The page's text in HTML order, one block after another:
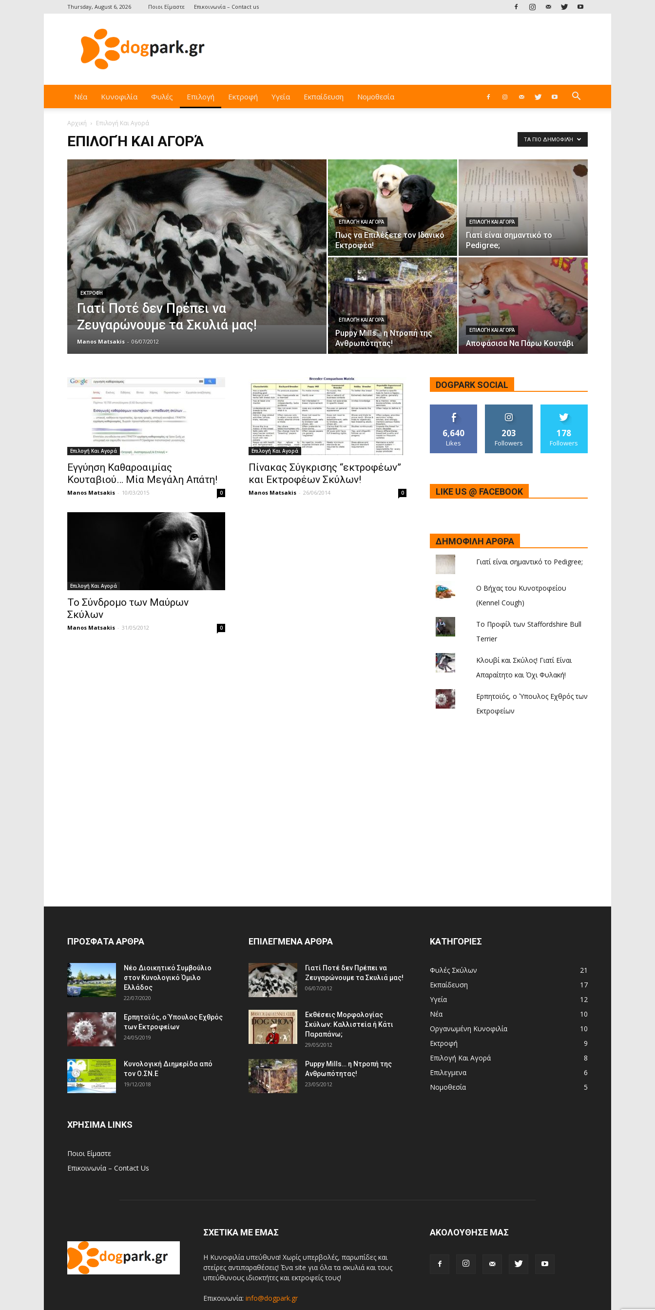
Thursday, August 6, 2026 Ποιοι Είμαστε Επικοινωνία – Contact us
Νέα Κυνοφιλία Φυλές Επιλογή Εκτροφή Υγεία Εκπαίδευση Νομοθεσία
Αρχική Επιλογή Και Αγορά
ΕΠΙΛΟΓΉ ΚΑΙ ΑΓΟΡΆ ΤΑ ΠΙΟ ΔΗΜΟΦΙΛΉ
ΕΚΤΡΟΦΉ
Γιατί Ποτέ δεν Πρέπει να
Ζευγαρώνουμε τα Σκυλιά μας!
Manos Matsakis - 06/07/2012
ΕΠΙΛΟΓΉ ΚΑΙ ΑΓΟΡΆ
Πως να Επιλέξετε τον Ιδανικό
Εκτροφέα!
ΕΠΙΛΟΓΉ ΚΑΙ ΑΓΟΡΆ
Γιατί είναι σημαντικό το
Pedigree;
ΕΠΙΛΟΓΉ ΚΑΙ ΑΓΟΡΆ
Puppy Mills… η Ντροπή της
Ανθρωπότητας!
ΕΠΙΛΟΓΉ ΚΑΙ ΑΓΟΡΆ
Αποφάσισα Να Πάρω Κουτάβι
Επιλογή Και Αγορά
Εγγύηση Καθαροαιμίας
Κουταβιού… Μία Μεγάλη Απάτη!
Manos Matsakis - 10/03/2015 0
Επιλογή Και Αγορά
Πίνακας Σύγκρισης “εκτροφέων”
και Εκτροφέων Σκύλων!
Manos Matsakis - 26/06/2014 0
Επιλογή Και Αγορά
Το Σύνδρομο των Μαύρων
Σκύλων
Manos Matsakis - 31/05/2012 0
DOGPARK SOCIAL
6,640
Likes
203
Followers
178
Followers
LIKE US @ FACEBOOK
ΔΗΜΟΦΙΛΗ ΑΡΘΡΑ
Γιατί είναι σημαντικό το Pedigree;
Ο Βήχας του Κυνοτροφείου
(Kennel Cough)
Το Προφίλ των Staffordshire Bull
Terrier
Κλουβί και Σκύλος! Γιατί Είναι
Απαραίτητο και Όχι Φυλακή!
Ερπητοϊός, ο Ύπουλος Εχθρός των
Εκτροφείων
ΠΡΟΣΦΑΤΑ ΑΡΘΡΑ
Νέο Διοικητικό Συμβούλιο
στον Κυνολογικό Όμιλο
Ελλάδος
22/07/2020
Ερπητοϊός, ο Ύπουλος Εχθρός
των Εκτροφείων
24/05/2019
Κυνολογική Διημερίδα από
τον Ο.ΣΝ.Ε
19/12/2018
ΧΡΗΣΙΜΑ LINKS
Ποιοι Είμαστε
Επικοινωνία – Contact Us
ΕΠΙΛΕΓΜΕΝΑ ΑΡΘΡΑ
Γιατί Ποτέ δεν Πρέπει να
Ζευγαρώνουμε τα Σκυλιά μας!
06/07/2012
Εκθέσεις Μορφολογίας
Σκύλων: Καλλιστεία ή Κάτι
Παραπάνω;
29/05/2012
Puppy Mills… η Ντροπή της
Ανθρωπότητας!
23/05/2012
ΚΑΤΗΓΟΡΙΕΣ
Φυλές Σκύλων
21
Εκπαίδευση
17
Υγεία
12
Νέα
10
Οργανωμένη Κυνοφιλία
10
Εκτροφή
9
Επιλογή Και Αγορά
8
Επιλεγμενα
6
Νομοθεσία
5
ΣΧΕΤΙΚΑ ΜΕ ΕΜΑΣ
Η Κυνοφιλία υπεύθυνα! Χωρίς υπερβολές, παρωπίδες και
στείρες αντιπαραθέσεις! Ένα site για όλα τα σκυλιά και τους
υπεύθυνους ιδιοκτήτες και εκτροφείς τους!
Επικοινωνία: info@dogpark.gr
ΑΚΟΛΟΥΘΗΣΕ ΜΑΣ